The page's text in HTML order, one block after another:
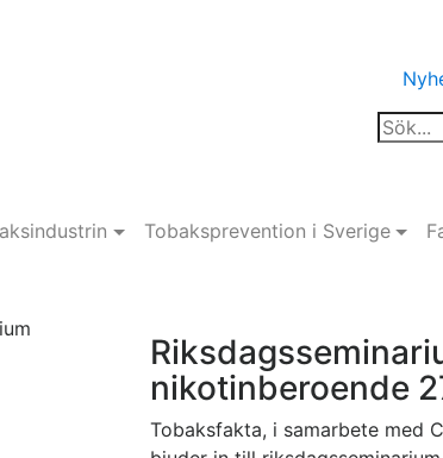
Tobaksprevention i Sverige
nikotinberoende
Tobaksfakta, i samarbete med